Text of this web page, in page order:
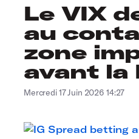
Le VIX
au
zone
avant la
Mercredi 17 Juin 2026 14:27